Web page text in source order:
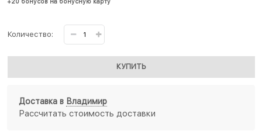
Количество:
КУПИТЬ
Доставка в Владимир
Рассчитать стоимость доставки